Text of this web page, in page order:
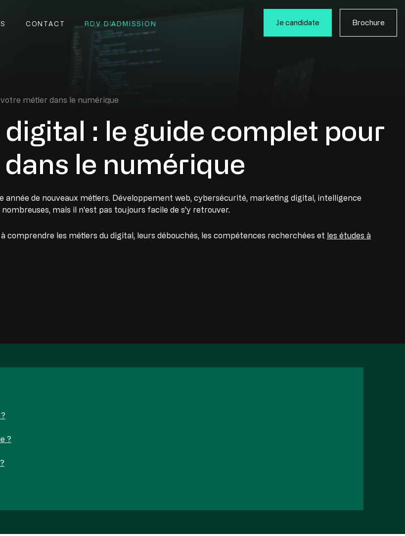
CONTACT RDV D'ADMISSION Je candidate Brochure
métier dans le numérique
: le guide complet pour
le numérique
de nouveaux métiers. Développement web, cybersécurité, marketing digital, intelligence
mais il n'est pas toujours facile de s'y retrouver.
comprendre les métiers du digital, leurs débouchés, les compétences recherchées et les études à
?